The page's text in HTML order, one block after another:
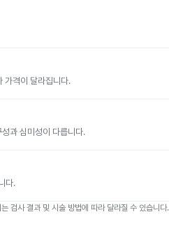
가격이 달라집니다.
과 심미성이 다릅니다.
다.
검사 결과 및 시술 방법에 따라 달라질 수 있습니다.